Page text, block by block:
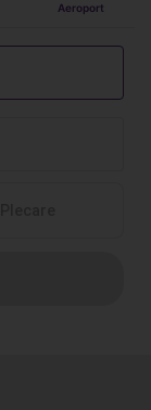
Aeroport